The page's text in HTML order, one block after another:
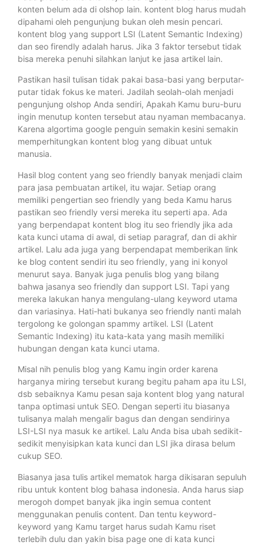
konten belum ada di olshop lain. kontent blog harus mudah
dipahami oleh pengunjung bukan oleh mesin pencari.
kontent blog yang support LSI (Latent Semantic Indexing)
dan seo firendly adalah harus. Jika 3 faktor tersebut tidak
bisa mereka penuhi silahkan lanjut ke jasa artikel lain.
Pastikan hasil tulisan tidak pakai basa-basi yang berputar-
putar tidak fokus ke materi. Jadilah seolah-olah menjadi
pengunjung olshop Anda sendiri, Apakah Kamu buru-buru
ingin menutup konten tersebut atau nyaman membacanya.
Karena algortima google penguin semakin kesini semakin
memperhitungkan kontent blog yang dibuat untuk
manusia.
Hasil blog content yang seo friendly banyak menjadi claim
para jasa pembuatan artikel, itu wajar. Setiap orang
memiliki pengertian seo friendly yang beda Kamu harus
pastikan seo friendly versi mereka itu seperti apa. Ada
yang berpendapat kontent blog itu seo friendly jika ada
kata kunci utama di awal, di setiap paragraf, dan di akhir
artikel. Lalu ada juga yang berpendapat memberikan link
ke blog content sendiri itu seo friendly, yang ini konyol
menurut saya. Banyak juga penulis blog yang bilang
bahwa jasanya seo friendly dan support LSI. Tapi yang
mereka lakukan hanya mengulang-ulang keyword utama
dan variasinya. Hati-hati bukanya seo friendly nanti malah
tergolong ke golongan spammy artikel. LSI (Latent
Semantic Indexing) itu kata-kata yang masih memiliki
hubungan dengan kata kunci utama.
Misal nih penulis blog yang Kamu ingin order karena
harganya miring tersebut kurang begitu paham apa itu LSI,
dsb sebaiknya Kamu pesan saja kontent blog yang natural
tanpa optimasi untuk SEO. Dengan seperti itu biasanya
tulisanya malah mengalir bagus dan dengan sendirinya
LSI-LSI nya masuk ke artikel. Lalu Anda bisa ubah sedikit-
sedikit menyisipkan kata kunci dan LSI jika dirasa belum
cukup SEO.
Biasanya jasa tulis artikel mematok harga dikisaran sepuluh
ribu untuk kontent blog bahasa indonesia. Anda harus siap
merogoh dompet banyak jika ingin semua content
menggunakan penulis content. Dan tentu keyword-
keyword yang Kamu target harus sudah Kamu riset
terlebih dulu dan yakin bisa page one di kata kunci